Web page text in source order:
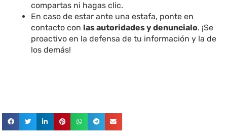
compartas ni hagas clic.
En caso de estar ante una estafa, ponte en
contacto con las autoridades y denuncialo. ¡Se
proactivo en la defensa de tu información y la de
los demás!